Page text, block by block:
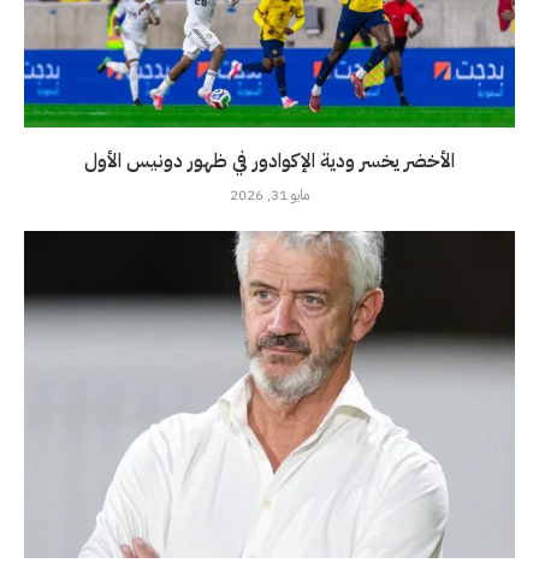
الأخضر يخسر ودية الإكوادور في ظهور دونيس الأول
مايو 31, 2026